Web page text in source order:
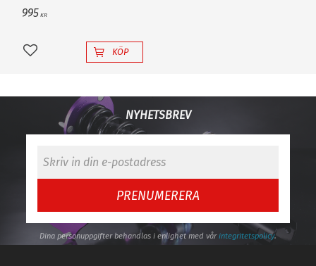
995 KR
Lägg till i favoriter
KÖP
NYHETSBREV
PRENUMERERA
Dina personuppgifter behandlas i enlighet med vårintegritetspolicy.